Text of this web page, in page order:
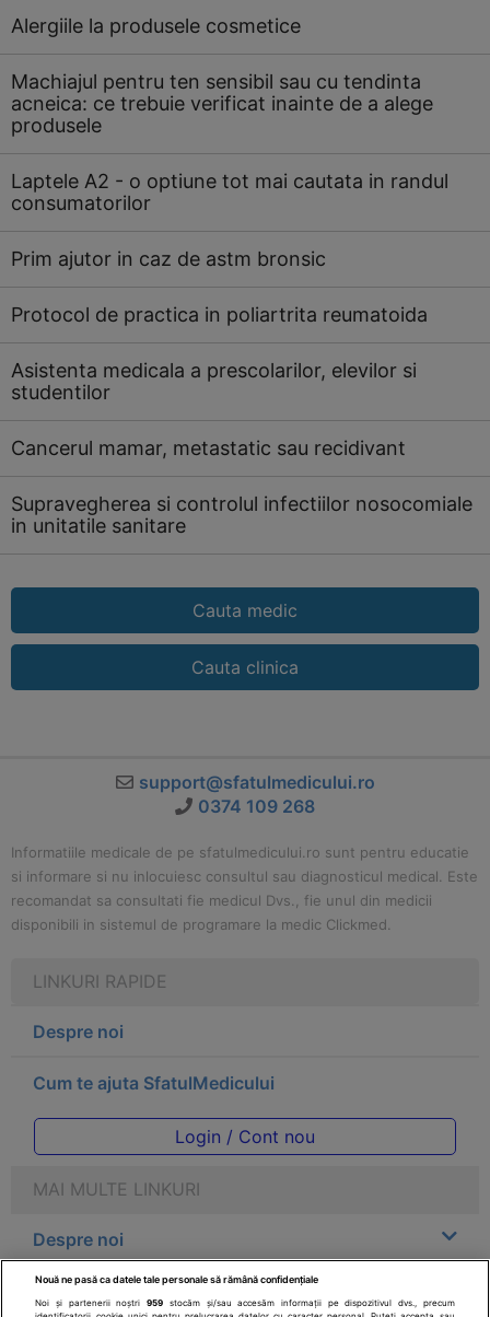
Alergiile la produsele cosmetice
Machiajul pentru ten sensibil sau cu tendinta
acneica: ce trebuie verificat inainte de a alege
produsele
Laptele A2 - o optiune tot mai cautata in randul
consumatorilor
Prim ajutor in caz de astm bronsic
Protocol de practica in poliartrita reumatoida
Asistenta medicala a prescolarilor, elevilor si
studentilor
Cancerul mamar, metastatic sau recidivant
Supravegherea si controlul infectiilor nosocomiale
in unitatile sanitare
Cauta medic
Cauta clinica
support@sfatulmedicului.ro
0374 109 268
Informatiile medicale de pe sfatulmedicului.ro sunt pentru educatie
si informare si nu inlocuiesc consultul sau diagnosticul medical. Este
recomandat sa consultati fie medicul Dvs., fie unul din medicii
disponibili in sistemul de programare la medic Clickmed.
LINKURI RAPIDE
Despre noi
Cum te ajuta SfatulMedicului
Login / Cont nou
MAI MULTE LINKURI
Despre noi
Legal
Nouă ne pasă ca datele tale personale să rămână confidențiale
Noi și partenerii noștri959 stocăm și/sau accesăm informații pe dispozitivul dvs., precum